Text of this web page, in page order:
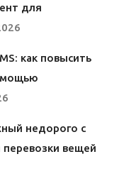
для
как повысить
недорого с
перевозки вещей